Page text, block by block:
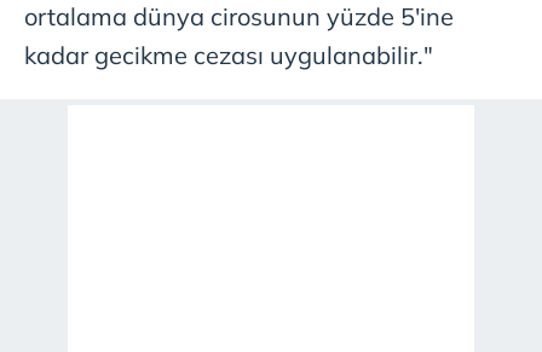
ortalama dünya cirosunun yüzde 5'ine
kadar gecikme cezası uygulanabilir."